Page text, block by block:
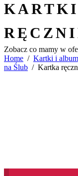
Zobacz co mamy w
Home / Kartki i
na Ślub / Kartka